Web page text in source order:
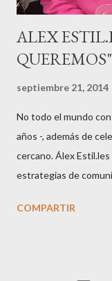
ALEX
QUEREMOS"
septiembre 21, 2014
No todo el mundo
años -, además de
cercano. Álex
estrategias de
colaboradores y
COMPARTIR